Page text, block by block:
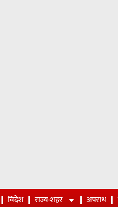
विदेश राज्य-शहर अपराध